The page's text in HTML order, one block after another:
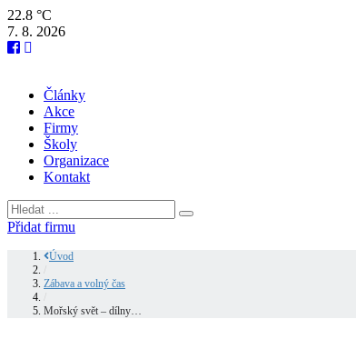
22.8 °C
7. 8. 2026
Články
Akce
Firmy
Školy
Organizace
Kontakt
Přidat firmu
Úvod
Zábava a volný čas
Mořský svět – dílny…